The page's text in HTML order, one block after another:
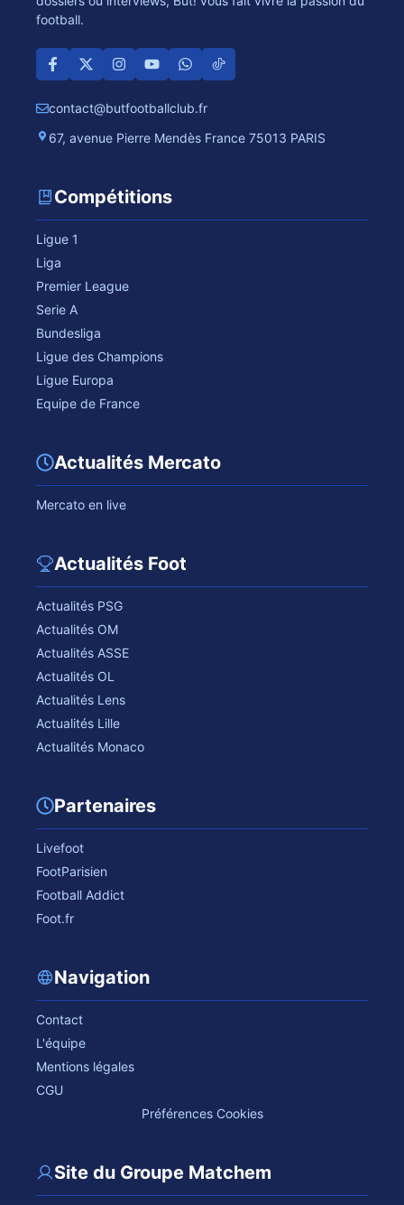
football.
contact@butfootballclub.fr
67, avenue Pierre Mendès France 75013 PARIS
Compétitions
Ligue 1
Liga
Premier League
Serie A
Bundesliga
Ligue des Champions
Ligue Europa
Equipe de France
Actualités Mercato
Mercato en live
Actualités Foot
Actualités PSG
Actualités OM
Actualités ASSE
Actualités OL
Actualités Lens
Actualités Lille
Actualités Monaco
Partenaires
Livefoot
FootParisien
Football Addict
Foot.fr
Navigation
Contact
L'équipe
Mentions légales
CGU
Préférences Cookies
Site du Groupe Matchem